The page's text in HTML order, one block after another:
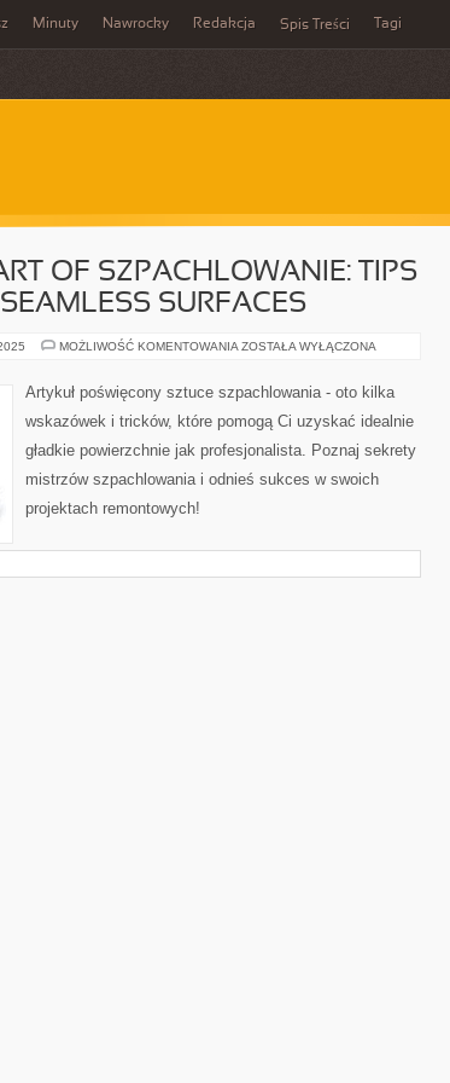
Minuty Nawrocky Redakcja Spis Treści Tagi
OF SZPACHLOWANIE: TIPS
SURFACES
MOŻLIWOŚĆ KOMENTOWANIA MASTERING
SZPACHLOWANIE:
AND
FOR
SURFACES
ZOSTAŁA WYŁĄCZONA
Artykuł poświęcony sztuce szpachlowania - oto kilka
wskazówek i tricków, które pomogą Ci uzyskać idealnie
gładkie powierzchnie jak profesjonalista. Poznaj sekrety
mistrzów szpachlowania i odnieś sukces w swoich
projektach remontowych!